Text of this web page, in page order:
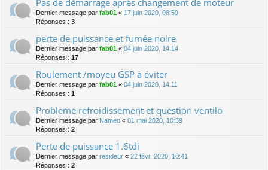
Pas de démarrage après changement de moteur
Dernier message par fab01 « 17 juin 2020, 08:59
Réponses : 3
perte de puissance et fumée noire
Dernier message par fab01 « 04 juin 2020, 14:14
Réponses : 17
Roulement /moyeu GSP à éviter
Dernier message par fab01 « 04 juin 2020, 14:11
Réponses : 1
Probleme refroidissement et question ventilo
Dernier message par Nameo « 01 mai 2020, 10:59
Réponses : 2
Perte de puissance 1.6tdi
Dernier message par resideur « 22 févr. 2020, 10:41
Réponses : 2